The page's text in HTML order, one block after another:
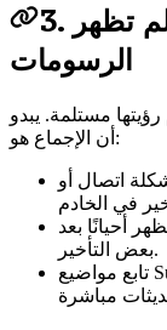
3. استكشاف الأخطاء: إذا لم تظهر
الرسومات
مستلمة. يبدو
أن الإجماع هو:
اتصال أو
أحيانًا بعد
بعض التأخير.
تابع مواضيع Subreddit حول انقطاعات أو أخطاء المنصة